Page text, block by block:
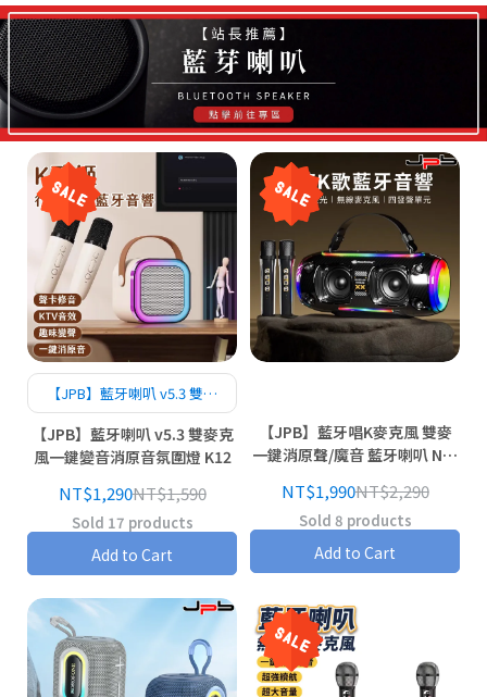
【JPB】藍牙喇叭 v5.3 雙麥
克風一鍵變音消原音氛圍燈
K12
【JPB】藍牙喇叭 v5.3 雙麥克
風一鍵變音消原音氛圍燈 K12
NT$1,290NT$1,590
Sold 17 products
Add to Cart
【JPB】藍牙唱K麥克風 雙麥
一鍵消原聲/魔音 藍牙喇叭 NR-
NT$1,990NT$2,290
Sold 8 products
Add to Cart